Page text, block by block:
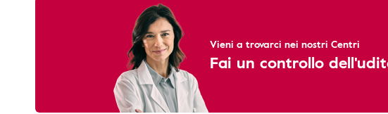
Vieni a trovarci nei nostri Centri
Fai un controllo